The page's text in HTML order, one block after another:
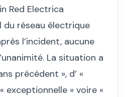
Red Electrica
réseau électrique
l’incident, aucune
La situation a
précédent », d’ «
exceptionnelle » voire «